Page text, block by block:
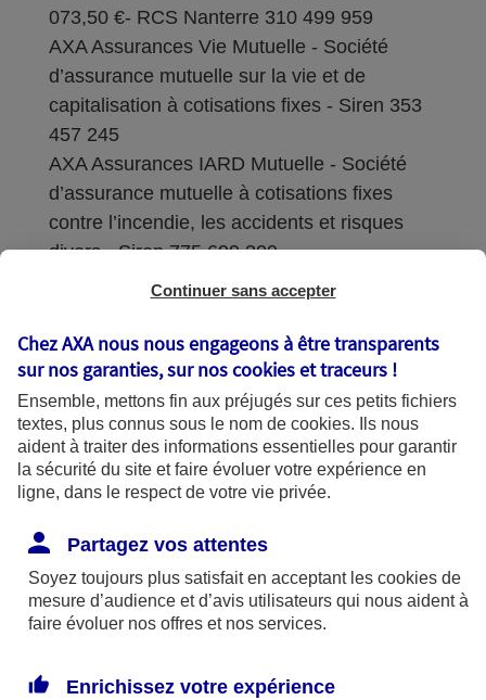
073,50 €- RCS Nanterre 310 499 959
AXA Assurances Vie Mutuelle - Société
d’assurance mutuelle sur la vie et de
capitalisation à cotisations fixes - Siren 353
457 245
AXA Assurances IARD Mutuelle - Société
d’assurance mutuelle à cotisations fixes
contre l’incendie, les accidents et risques
divers - Siren 775 699 309
Sièges sociaux : 313 Terrasses de l’Arche –
Coordonnées de l'Autorité de contrôle
prudentiel et de résolution (ACPR) : - 4
Place de Budapest - CS 92459 - 75436
Paris Cedex 09. Le détail des procédures de
recours et de réclamation et les
disponibles sur le site axa.fr.
AXA France IARD et AXA France Vie sont
mandataires exclusifs en opérations de
246 et n°13 005 764 (consultable
Continuer sans accepter
Chez AXA nous nous engageons à être transparents
sur nos garanties, sur noscookies et traceurs !
Ensemble, mettons fin aux préjugés sur ces petits fichiers
textes, plus connus sous le nom de cookies. Ils nous
aident à traiter des informations essentielles pour garantir
la sécurité du site et faire évoluer votre expérience en
ligne, dans le respect de votre vie privée.
Partagez vos attentes
Soyez toujours plus satisfait en acceptant les cookies de
mesure d’audience et d’avis utilisateurs qui nous aident à
faire évoluer nos offres et nos services.
Enrichissez votre expérience